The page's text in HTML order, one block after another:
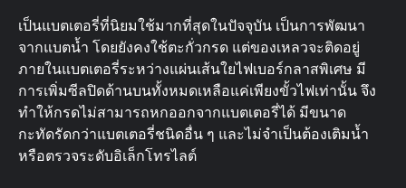
เป็นแบตเตอรี่ที่นิยมใช้มากที่สุดในปัจจุบัน เป็นการพัฒนา
จากแบตน้ำ โดยยังคงใช้ตะกั่วกรด แต่ของเหลวจะติดอยู่
ภายในแบตเตอรี่ระหว่างแผ่นเส้นใยไฟเบอร์กลาสพิเศษ มี
การเพิ่มซีลปิดด้านบนทั้งหมดเหลือแค่เพียงขั้วไฟเท่านั้น จึง
ทำให้กรดไม่สามารถหกออกจากแบตเตอรี่ได้ มีขนาด
กะทัดรัดกว่าแบตเตอรี่ชนิดอื่น ๆ และไม่จำเป็นต้องเติมน้ำ
หรือตรวจระดับอิเล็กโทรไลต์